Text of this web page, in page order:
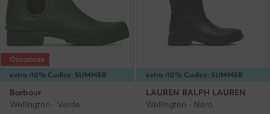
extra -10% Codice: SUMMER
Occasione
Barbour
Wellington · Verde
extra -10% Codice: SUMMER
LAUREN RALPH LAUREN
Wellington · Nero